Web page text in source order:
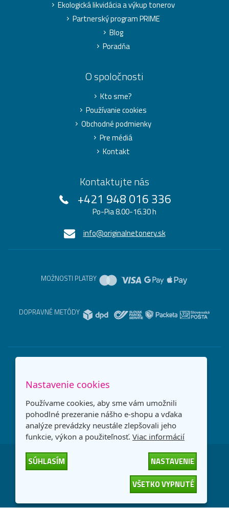
Ekologická likvidácia a výkup tonerov
Partnerský program PRIME
Blog
Poradňa
O spoločnosti
Kto sme?
Používanie cookies
Obchodné podmienky
Pre médiá
Kontakt
Kontaktujte nás
+421 948 016 336
Po-Pia 8.00-16.30 h
info@originalnetonery.sk
MOŽNOSTI PLATBY
DOPRAVNÉ METÓDY
Slovensko
-
Všetky práva vyhradené
Nastavenie cookies
Používame cookies, aby sme vám umožnili
pohodlné prezeranie nášho e-shopu a vďaka
analýze prevádzky neustále zlepšovali jeho
funkcie, výkon a použiteľnosť. Viac informácií
SÚHLASÍM
NASTAVENIE
VŠETKO VYPNUTÉ